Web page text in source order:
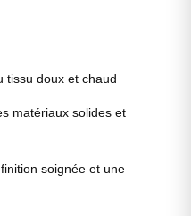
tissu doux et chaud
matériaux solides et
soignée et une